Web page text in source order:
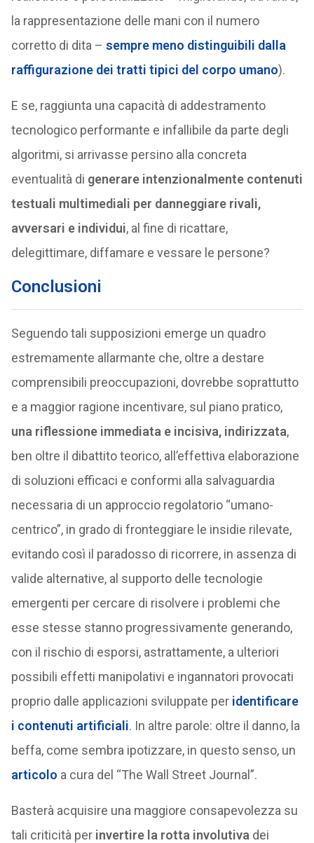
la rappresentazione delle mani con il numero
corretto di dita – sempre meno distinguibili dalla
raffigurazione dei tratti tipici del corpo umano).
E se, raggiunta una capacità di addestramento
tecnologico performante e infallibile da parte degli
algoritmi, si arrivasse persino alla concreta
eventualità di generare intenzionalmente contenuti
testuali multimediali per danneggiare rivali,
avversari e individui, al fine di ricattare,
delegittimare, diffamare e vessare le persone?
Conclusioni
Seguendo tali supposizioni emerge un quadro
estremamente allarmante che, oltre a destare
comprensibili preoccupazioni, dovrebbe soprattutto
e a maggior ragione incentivare, sul piano pratico,
una riflessione immediata e incisiva, indirizzata,
ben oltre il dibattito teorico, all’effettiva elaborazione
di soluzioni efficaci e conformi alla salvaguardia
necessaria di un approccio regolatorio “umano-
centrico”, in grado di fronteggiare le insidie rilevate,
evitando così il paradosso di ricorrere, in assenza di
valide alternative, al supporto delle tecnologie
emergenti per cercare di risolvere i problemi che
esse stesse stanno progressivamente generando,
con il rischio di esporsi, astrattamente, a ulteriori
possibili effetti manipolativi e ingannatori provocati
proprio dalle applicazioni sviluppate per identificare
i contenuti artificiali. In altre parole: oltre il danno, la
beffa, come sembra ipotizzare, in questo senso, un
articolo a cura del “The Wall Street Journal”.
Basterà acquisire una maggiore consapevolezza su
tali criticità per invertire la rotta involutiva dei